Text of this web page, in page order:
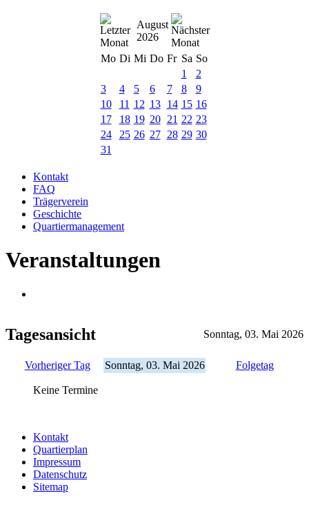
August
2026
Mo Di Mi Do Fr Sa So
1
2
3
4 5 6 7 8
9
10
11 12 13 14 15 16
17
18 19 20 21 22 23
24
25 26 27 28 29 30
31
Kontakt
FAQ
Trägerverein
Geschichte
Quartiermanagement
Veranstaltungen
Tagesansicht Sonntag, 03. Mai 2026
Vorheriger Tag Sonntag, 03. Mai 2026 Folgetag
Keine Termine
Kontakt
Quartierplan
Impressum
Datenschutz
Sitemap